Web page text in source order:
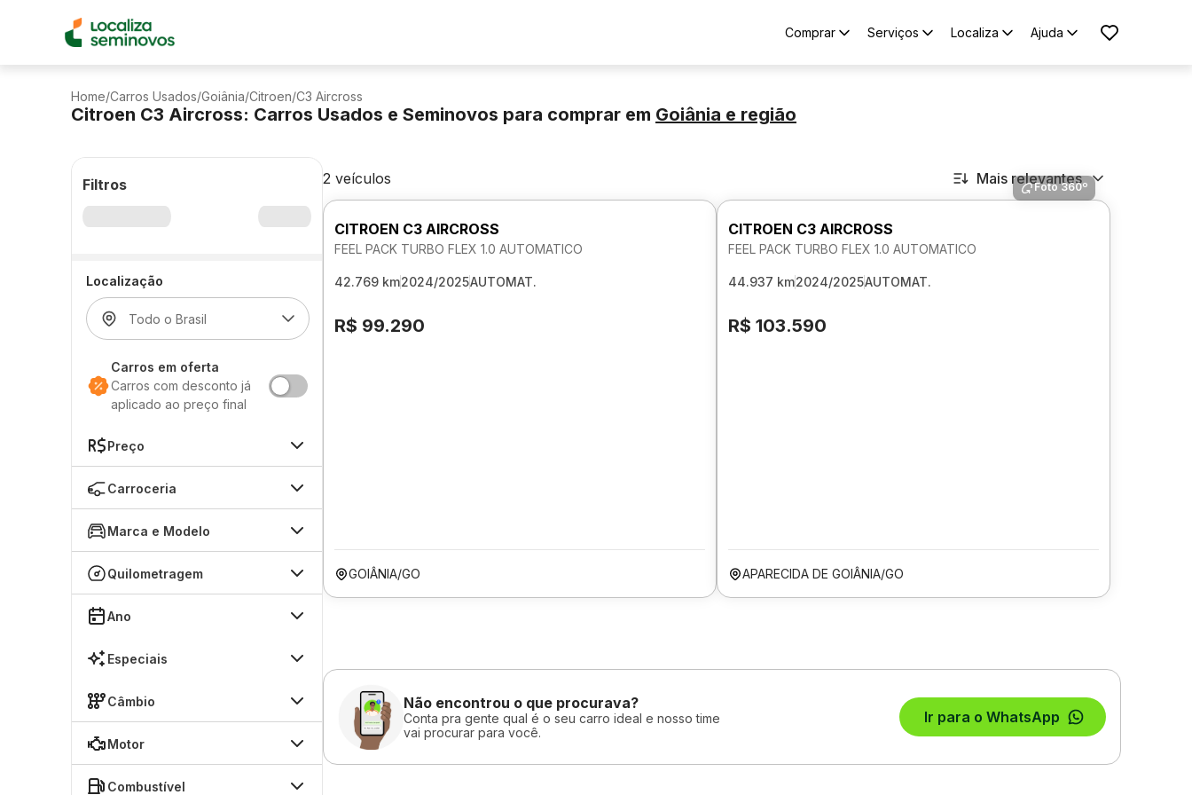
Comprar Serviços Localiza Ajuda
Home/Carros Usados/Goiânia/Citroen/C3 Aircross
Citroen C3 Aircross: Carros Usados e Seminovos para comprar em Goiânia e região
Filtros
Localização
Carros em oferta
Carros com desconto já
aplicado ao preço final
Preço
Carroceria
Marca e Modelo
Quilometragem
Ano
Especiais
Câmbio
Motor
Combustível
2 veículos Mais relevantes
CITROEN C3 AIRCROSS
FEEL PACK TURBO FLEX 1.0 AUTOMATICO
42.769 km2024/2025AUTOMAT.
R$ 99.290
GOIÂNIA/GO
Foto 360º
CITROEN C3 AIRCROSS
FEEL PACK TURBO FLEX 1.0 AUTOMATICO
44.937 km2024/2025AUTOMAT.
R$ 103.590
APARECIDA DE GOIÂNIA/GO
Não encontrou o que procurava?
Conta pra gente qual é o seu carro ideal e nosso time
vai procurar para você.
Ir para o WhatsApp